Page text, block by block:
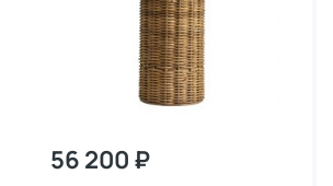
56 200 ₽